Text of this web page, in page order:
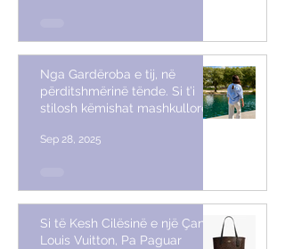
Nga Gardëroba e tij, në
përditshmërinë tënde. Si t’i
stilosh këmishat mashkullore
Sep 28, 2025
Si të Kesh Cilësinë e një Çante
Louis Vuitton, Pa Paguar